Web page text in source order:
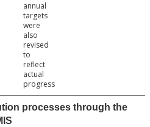
annual
targets
were
also
revised
to
reflect
actual
progress
processes through the